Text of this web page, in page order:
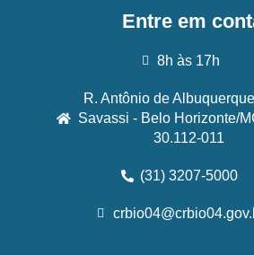
Entre em
8h às 17h
R. Antônio de
Savassi - Belo Horizonte/
30.112-011
(31) 3207-5000